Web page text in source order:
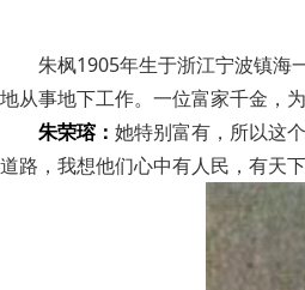
朱枫1905年生于浙江宁波镇海
地从事地下工作。一位富家千金，
朱荣瑢： 她特别富有，所以这
道路，我想他们心中有人民，有天